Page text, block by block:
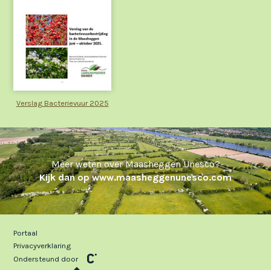
Verslag Bacterievuur 2025
Meer weten over Maasheggen Unesco?
Kijk dan op www.maasheggenunesco.com
Portaal
Privacyverklaring
Ondersteund door